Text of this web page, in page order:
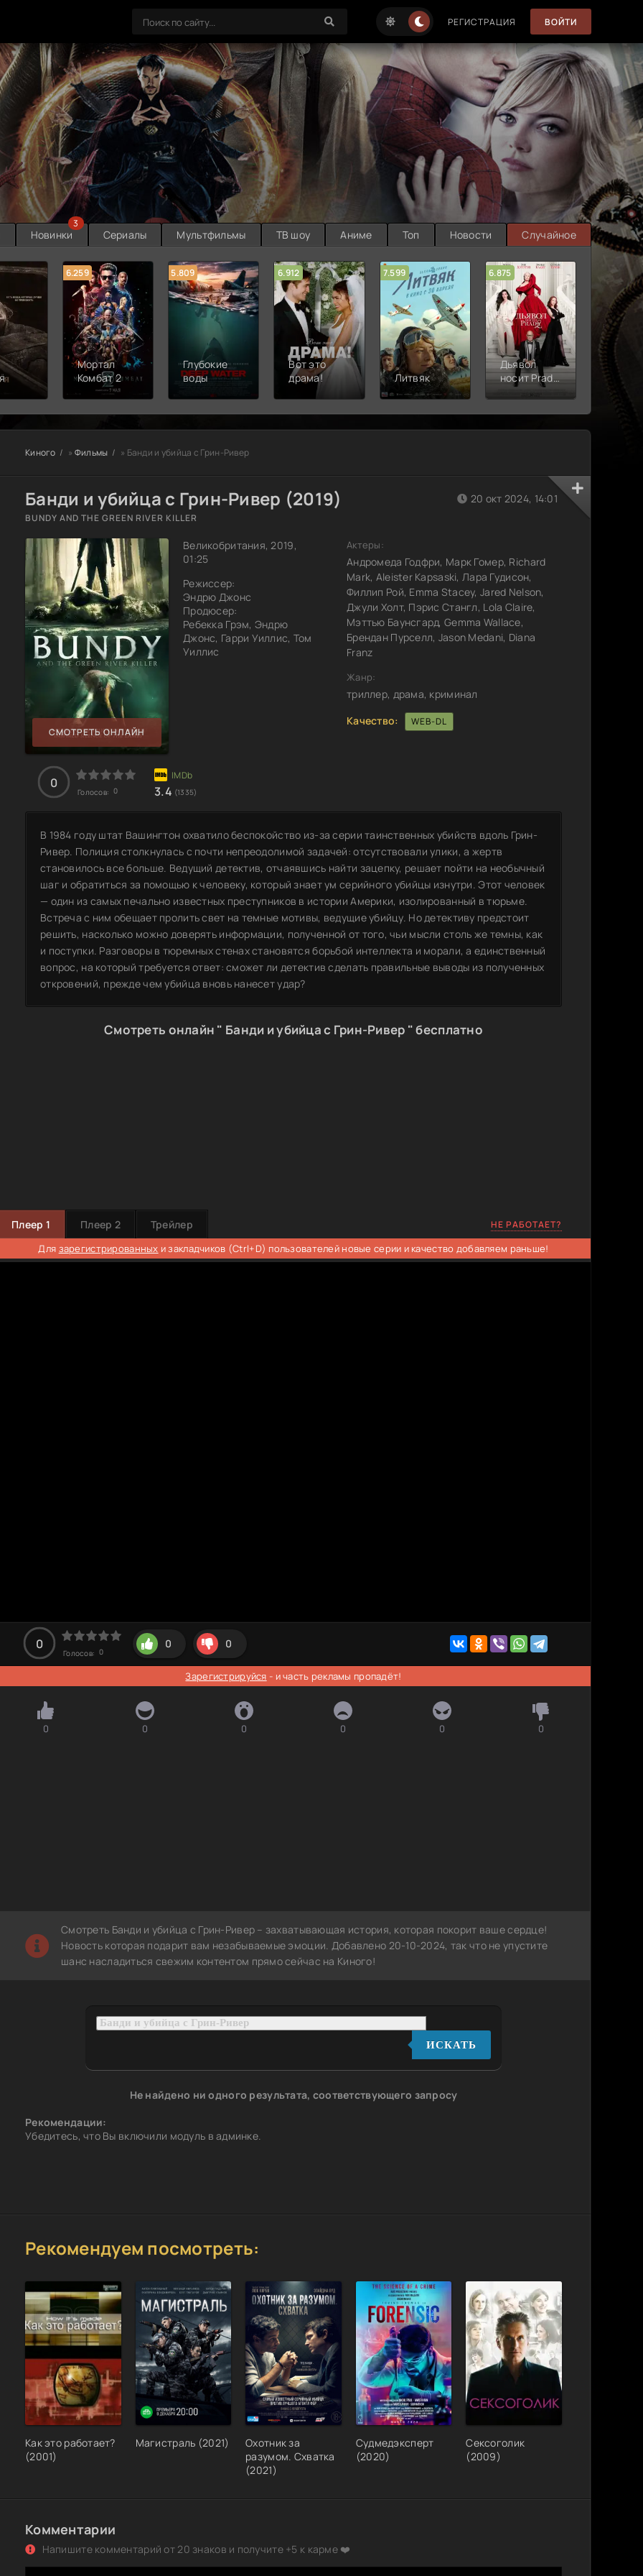
РЕГИСТРАЦИЯ ВОЙТИ
Новинки
3
Сериалы Мультфильмы ТВ шоу Аниме Топ Новости Случайное
6.259
Мортал
Комбат 2
5.809
Глубокие
воды
6.912
Вот это
драма!
7.599
Литвяк
6.875
Дьявол
носит Prada
2
6.314
Киного » Фильмы » Банди и убийца с Грин-Ривер
Банди и убийца с Грин-Ривер (2019)
BUNDY AND THE GREEN RIVER KILLER
СМОТРЕТЬ ОНЛАЙН
Великобритания, 2019,
01:25
Режиссер:
Эндрю Джонс
Продюсер:
Ребекка Грэм, Эндрю
Джонс, Гарри Уиллис, Том
Уиллис
20 окт 2024, 14:01
Актеры:
Андромеда Годфри, Марк Гомер, Richard
Mark, Aleister Kapsaski, Лара Гудисон,
Филлип Рой, Emma Stacey, Jared Nelson,
Джули Холт, Пэрис Стангл, Lola Claire,
Мэттью Баунсгард, Gemma Wallace,
Брендан Пурселл, Jason Medani, Diana
Franz
Жанр:
триллер, драма, криминал
Качество:
WEB-DL
0
Голосов: 0 3.4 (1335)
В 1984 году штат Вашингтон охватило беспокойство из-за серии таинственных убийств вдоль Грин-
Ривер. Полиция столкнулась с почти непреодолимой задачей: отсутствовали улики, а жертв
становилось все больше. Ведущий детектив, отчаявшись найти зацепку, решает пойти на необычный
шаг и обратиться за помощью к человеку, который знает ум серийного убийцы изнутри. Этот человек
— один из самых печально известных преступников в истории Америки, изолированный в тюрьме.
Встреча с ним обещает пролить свет на темные мотивы, ведущие убийцу. Но детективу предстоит
решить, насколько можно доверять информации, полученной от того, чьи мысли столь же темны, как
и поступки. Разговоры в тюремных стенах становятся борьбой интеллекта и морали, а единственный
вопрос, на который требуется ответ: сможет ли детектив сделать правильные выводы из полученных
откровений, прежде чем убийца вновь нанесет удар?
Смотреть онлайн " Банди и убийца с Грин-Ривер " бесплатно
Плеер 1 Плеер 2 Трейлер НЕ РАБОТАЕТ?
Для зарегистрированных и закладчиков (Ctrl+D) пользователей новые серии и качество добавляем раньше!
0
Голосов: 0
0 0
Зарегистрируйся - и часть рекламы пропадёт!
0 0 0 0 0 0
Смотреть Банди и убийца с Грин-Ривер – захватывающая история, которая покорит ваше сердце!
Новость которая подарит вам незабываемые эмоции. Добавлено 20-10-2024, так что не упустите
шанс насладиться свежим контентом прямо сейчас на Киного!
ИСКАТЬ
Не найдено ни одного результата, соответствующего запросу
Рекомендации:
Убедитесь, что Вы включили модуль в админке.
Рекомендуем посмотреть:
Как это работает?
(2001)
Магистраль (2021)
Охотник за
разумом. Схватка
(2021)
Судмедэксперт
(2020)
Сексоголик
(2009)
Комментарии
Напишите комментарий от 20 знаков и получите +5 к карме ❤️